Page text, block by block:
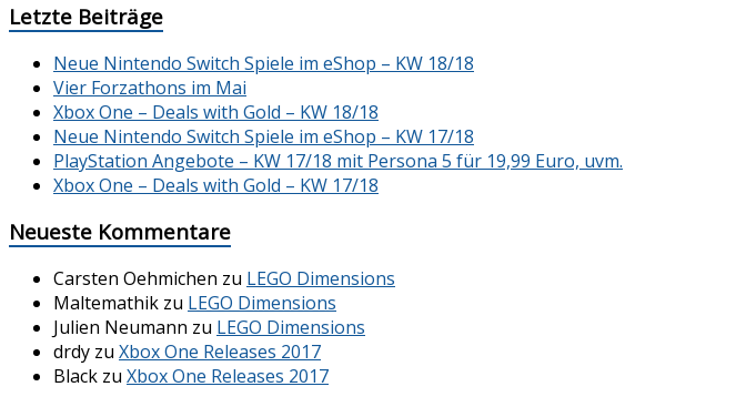
Letzte Beiträge
Neue Nintendo Switch Spiele im eShop – KW 18/18
Vier Forzathons im Mai
Xbox One – Deals with Gold – KW 18/18
Neue Nintendo Switch Spiele im eShop – KW 17/18
PlayStation Angebote – KW 17/18 mit Persona 5 für 19,99 Euro, uvm.
Xbox One – Deals with Gold – KW 17/18
Neueste Kommentare
Carsten Oehmichen zu LEGO Dimensions
Maltemathik zu LEGO Dimensions
Julien Neumann zu LEGO Dimensions
drdy zu Xbox One Releases 2017
Black zu Xbox One Releases 2017